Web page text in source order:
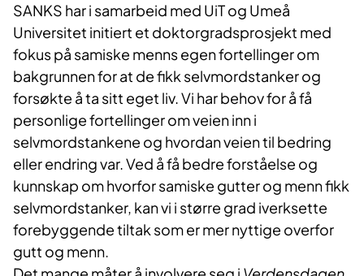
SANKS har i samarbeid med UiT og Umeå
Universitet initiert et doktorgradsprosjekt med
fokus på samiske menns egen fortellinger om
bakgrunnen for at de fikk selvmordstanker og
forsøkte å ta sitt eget liv. Vi har behov for å få
personlige fortellinger om veien inn i
selvmordstankene og hvordan veien til bedring
eller endring var. Ved å få bedre forståelse og
kunnskap om hvorfor samiske gutter og menn fikk
selvmordstanker, kan vi i større grad iverksette
forebyggende tiltak som er mer nyttige overfor
gutt og menn.